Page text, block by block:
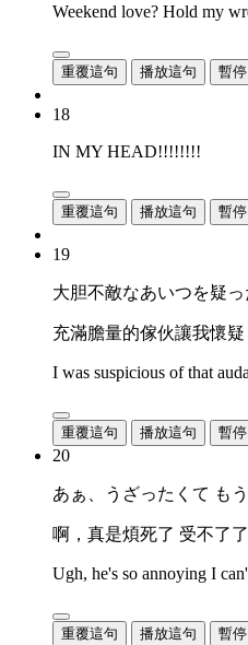
Weekend love? Hold my
重覆這句 播放這句 暫停
18
IN MY HEAD!!!!!!!!
重覆這句 播放這句 暫停
19
大胆不敵なあいつを疑っ
充滿膽量的傢伙讓我懷疑
I was suspicious of that
重覆這句 播放這句 暫停
20
あぁ、うざったくて も
啊，真是煩死了 受不了了
Ugh, he's so annoying I
重覆這句 播放這句 暫停